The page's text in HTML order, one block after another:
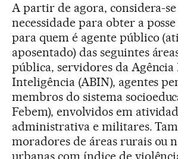
A partir de agora, considera-
necessidade para obter a
para quem é agente público
aposentado) das seguintes
pública, servidores da
Inteligência (ABIN), agentes
membros do sistema
Febem), envolvidos em
administrativa e militares.
moradores de áreas rurais ou